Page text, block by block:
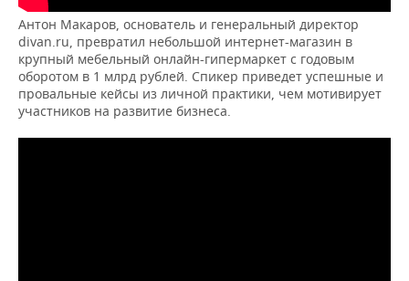
Антон Макаров, основатель и генеральный директор
divan.ru, превратил небольшой интернет-магазин в
крупный мебельный онлайн-гипермаркет с годовым
оборотом в 1 млрд рублей. Спикер приведет успешные и
провальные кейсы из личной практики, чем мотивирует
участников на развитие бизнеса.